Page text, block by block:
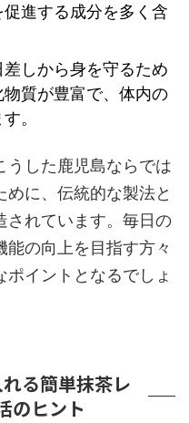
進する成分を多く含
差しから身を守るため
質が豊富で、体内の
。
うした鹿児島ならでは
に、伝統的な製法と
されています。毎日の
の向上を目指す方々
イントとなるでしょ
る簡単抹茶レ
のヒント